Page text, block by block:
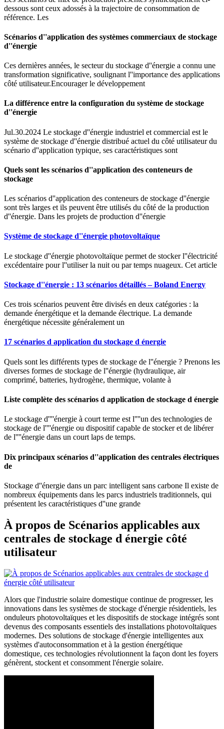
dessous sont ceux adossés à la trajectoire de consommation de
référence. Les
Scénarios d''application des systèmes commerciaux de stockage
d''énergie
Ces dernières années, le secteur du stockage d''énergie a connu une
transformation significative, soulignant l''importance des applications
côté utilisateur.Encourager le développement
La différence entre la configuration du système de stockage
d''énergie
Jul.30.2024 Le stockage d''énergie industriel et commercial est le
système de stockage d''énergie distribué actuel du côté utilisateur du
scénario d''application typique, ses caractéristiques sont
Quels sont les scénarios d''application des conteneurs de
stockage
Les scénarios d''application des conteneurs de stockage d''énergie
sont très larges et ils peuvent être utilisés du côté de la production
d''énergie. Dans les projets de production d''énergie
Système de stockage d''énergie photovoltaïque
Le stockage d''énergie photovoltaïque permet de stocker l''électricité
excédentaire pour l''utiliser la nuit ou par temps nuageux. Cet article
Stockage d''énergie : 13 scénarios détaillés – Boland Energy
Ces trois scénarios peuvent être divisés en deux catégories : la
demande énergétique et la demande électrique. La demande
énergétique nécessite généralement un
17 scénarios d application du stockage d énergie
Quels sont les différents types de stockage de l''énergie ? Prenons les
diverses formes de stockage de l''énergie (hydraulique, air
comprimé, batteries, hydrogène, thermique, volante à
Liste complète des scénarios d application de stockage d énergie
Le stockage d''''énergie à court terme est l''''un des technologies de
stockage de l''''énergie ou dispositif capable de stocker et de libérer
de l''''énergie dans un court laps de temps.
Dix principaux scénarios d''application des centrales électriques
de
Stockage d''énergie dans un parc intelligent sans carbone Il existe de
nombreux équipements dans les parcs industriels traditionnels, qui
présentent les caractéristiques d''une grande
À propos de Scénarios applicables aux
centrales de stockage d énergie côté
utilisateur
Alors que l'industrie solaire domestique continue de progresser, les
innovations dans les systèmes de stockage d'énergie résidentiels, les
onduleurs photovoltaïques et les dispositifs de stockage intégrés sont
devenus des composants essentiels des installations photovoltaïques
modernes. Des solutions de stockage d'énergie intelligentes aux
systèmes d'autoconsommation et à la gestion énergétique
domestique, ces technologies révolutionnent la façon dont les foyers
génèrent, stockent et consomment l'énergie solaire.